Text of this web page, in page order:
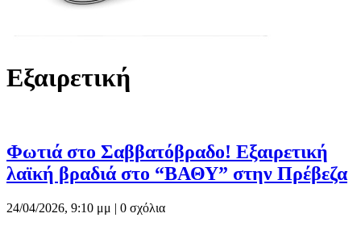
Εξαιρετική
Φωτιά στο Σαββατόβραδο! Εξαιρετική
λαϊκή βραδιά στο “ΒΑΘΥ” στην Πρέβεζα
24/04/2026, 9:10 μμ | 0 σχόλια